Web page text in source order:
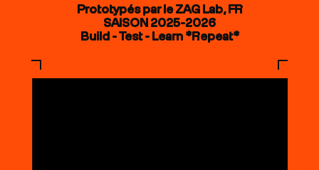
Prototypés par le ZAG Lab, FR
SAISON 2025-2026
Build - Test - Learn *Repeat*